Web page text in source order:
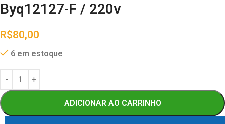
Byq12127-F / 220v
R$80,00
6 em estoque
ADICIONAR AO CARRINHO